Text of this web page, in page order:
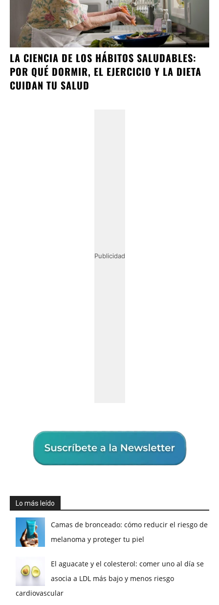
LA CIENCIA DE LOS HÁBITOS SALUDABLES:
POR QUÉ DORMIR, EL EJERCICIO Y LA DIETA
CUIDAN TU SALUD
Publicidad
Lo más leído
Camas de bronceado: cómo reducir el riesgo de
melanoma y proteger tu piel
El aguacate y el colesterol: comer uno al día se
asocia a LDL más bajo y menos riesgo
cardiovascular